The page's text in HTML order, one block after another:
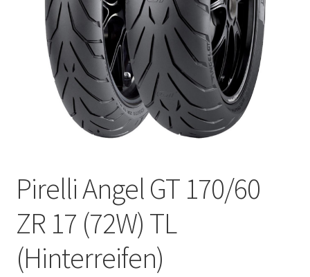
Pirelli Angel GT 170/60
ZR 17 (72W) TL
(Hinterreifen)